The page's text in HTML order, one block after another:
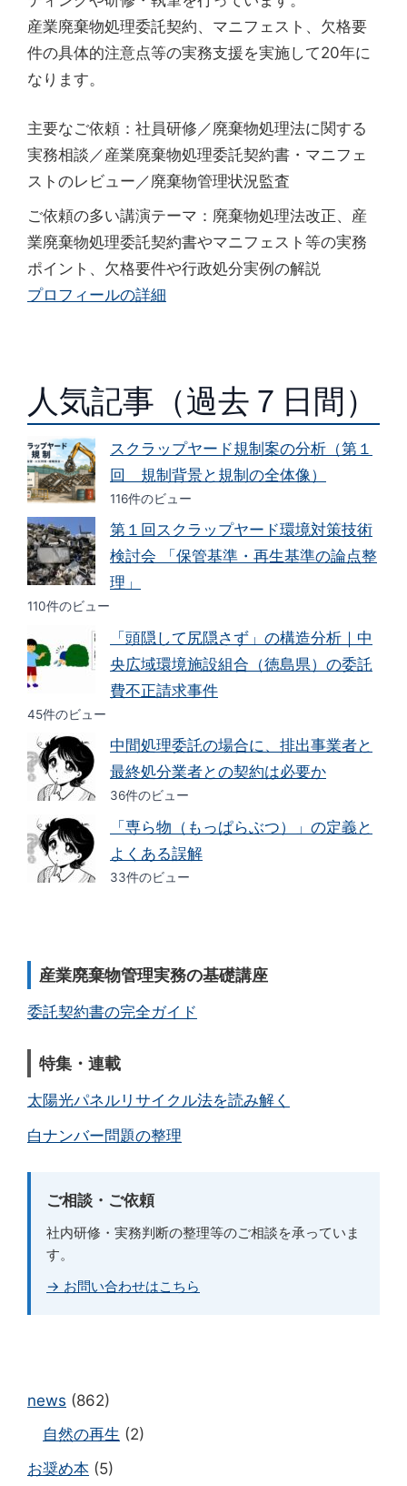
産業廃棄物処理委託契約、マニフェスト、欠格要
件の具体的注意点等の実務支援を実施して20年に
なります。
主要なご依頼：社員研修／廃棄物処理法に関する
実務相談／産業廃棄物処理委託契約書・マニフェ
ストのレビュー／廃棄物管理状況監査
ご依頼の多い講演テーマ：廃棄物処理法改正、産
業廃棄物処理委託契約書やマニフェスト等の実務
ポイント、欠格要件や行政処分実例の解説
プロフィールの詳細
人気記事（過去７日間）
スクラップヤード規制案の分析（第１
回 規制背景と規制の全体像）
116件のビュー
第１回スクラップヤード環境対策技術
検討会 「保管基準・再生基準の論点整
理」
110件のビュー
「頭隠して尻隠さず」の構造分析｜中
央広域環境施設組合（徳島県）の委託
費不正請求事件
45件のビュー
中間処理委託の場合に、排出事業者と
最終処分業者との契約は必要か
36件のビュー
「専ら物（もっぱらぶつ）」の定義と
よくある誤解
33件のビュー
産業廃棄物管理実務の基礎講座
委託契約書の完全ガイド
特集・連載
太陽光パネルリサイクル法を読み解く
白ナンバー問題の整理
ご相談・ご依頼
社内研修・実務判断の整理等のご相談を承っていま
す。
→ お問い合わせはこちら
news (862)
自然の再生 (2)
お奨め本 (5)